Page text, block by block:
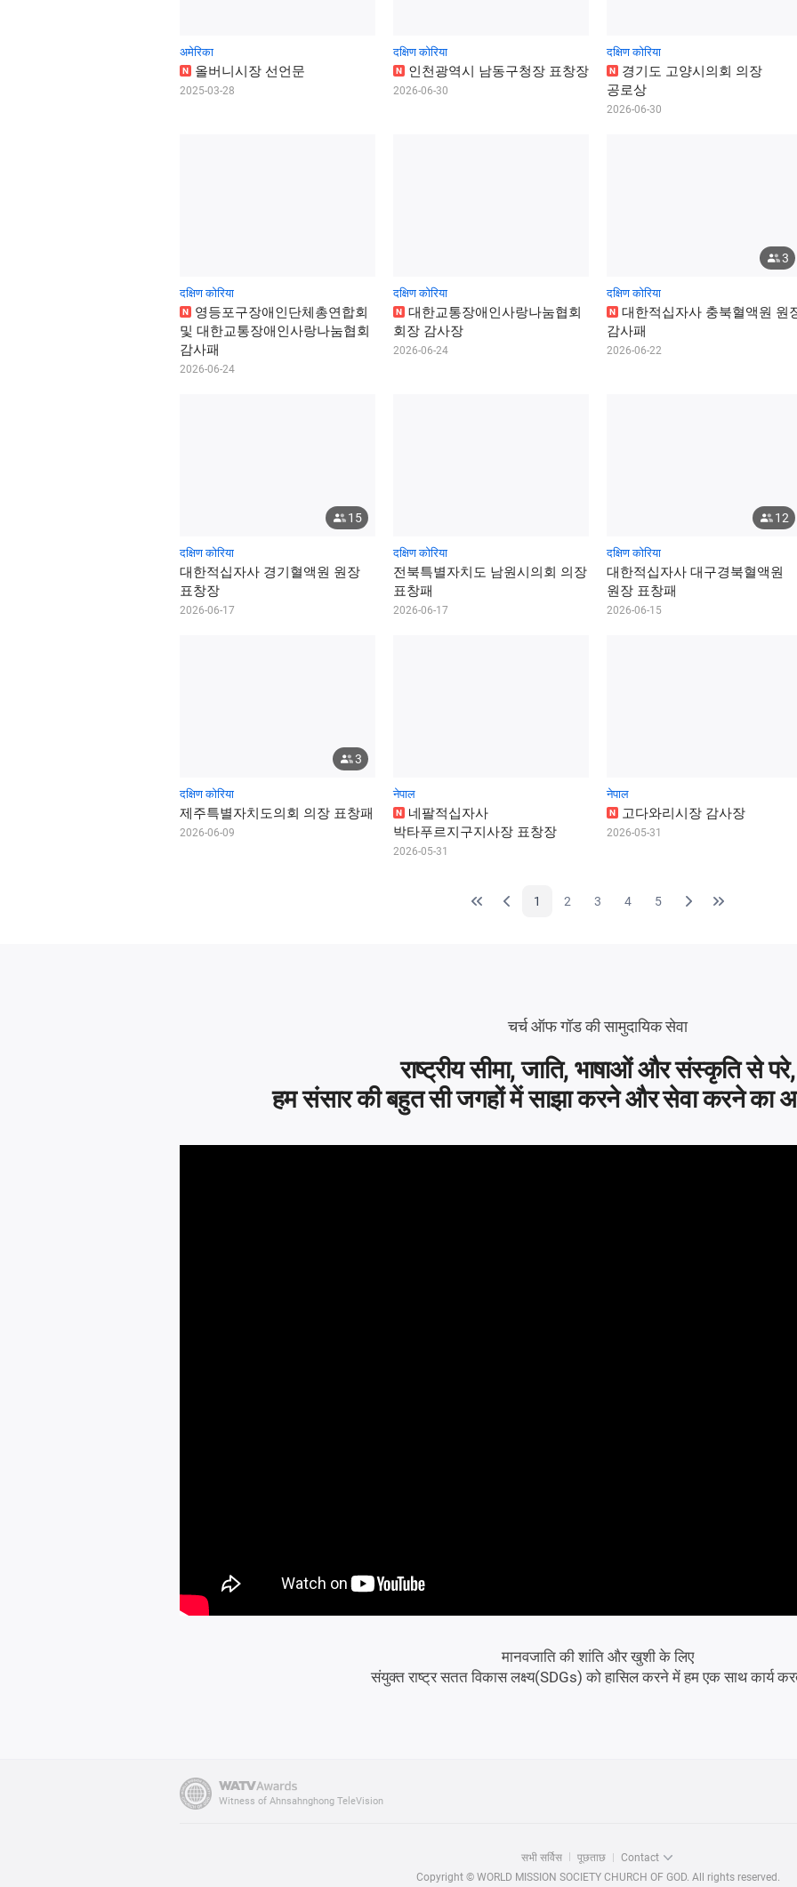
अमेरिका
N 올버 니 시 장 선언문
2025-03-28
दक्षिण कोरिया
N 인천광역시 남동구청장 표창장
2026-06-30
दक्षिण कोरिया
N 경기 도 고양시 의 회 의 장
공로상
2026-06-30
दक्षिण कोरिया
N 영등포구장애 인단체 총연합회
및 대 한교통장애 인사랑나눔협회
감사패
2026-06-24
दक्षिण कोरिया
N 대 한교통장애 인사랑나눔협회
회 장 감사장
2026-06-24
3
दक्षिण कोरिया
N 대 한적십자사 충북혈액원 원
감사패
2026-06-22
15
दक्षिण कोरिया
대한적십자사 경기혈액원 원장
표창장
2026-06-17
दक्षिण कोरिया
전북특별자치도 남원시의회 의장
표창패
2026-06-17
12
दक्षिण कोरिया
대한적십자사 대구경북혈액원
원장 표창패
2026-06-15
3
दक्षिण कोरिया
제주특별자치도의회 의장 표창패
2026-06-09
नेपाल
N 네팔적십자사
박타푸르지구지사장 표창장
2026-05-31
नेपाल
N 고다와리시장 감사장
2026-05-31
1 2 3 4 5
चर्च ऑफ गॉड की सामुदायिक सेवा
राष्‍ट्रीय सीमा, जाति, भाषाओं और संस्कृति से परे,
हम संसार की बहुत सी जगहों में साझा करने और सेवा करने का
मानवजाति की शांति और खुशी के लिए
संयुक्त राष्ट्र सतत विकास लक्ष्य(SDGs) को हासिल करने में हम एक साथ कार्य
Witness of Ahnsahnghong TeleVision
सभी सर्विस पूछताछ
Contact
Copyright © WORLD MISSION SOCIETY CHURCH OF GOD. All rights reserved.